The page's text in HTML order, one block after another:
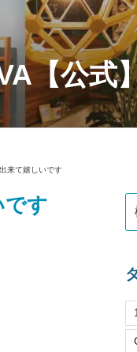
【公式
来て嬉しいです
です
索: